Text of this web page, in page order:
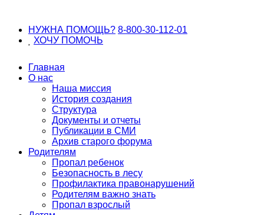
НУЖНА ПОМОЩЬ? 8-800-30-112-01
ХОЧУ ПОМОЧЬ
Главная
О нас
Наша миссия
История создания
Структура
Документы и отчеты
Публикации в СМИ
Архив старого форума
Родителям
Пропал ребенок
Безопасность в лесу
Профилактика правонарушений
Родителям важно знать
Пропал взрослый